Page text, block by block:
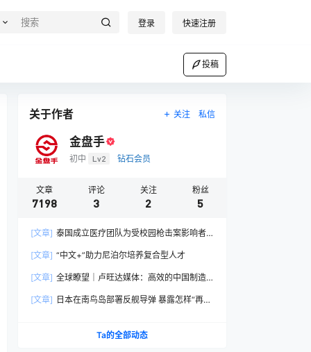
登录 快速注册
投稿
关于作者 关注 私信
金盘手
初中 Lv2 钻石会员
文章
7198
评论
3
关注
2
粉丝
5
[文章] 泰国成立医疗团队为受校园枪击案影响者
[文章] “中文+”助力尼泊尔培养复合型人才
[文章] 全球瞭望｜卢旺达媒体：高效的中国制造
[文章] 日本在南鸟岛部署反舰导弹 暴露怎样“再军
Ta的全部动态